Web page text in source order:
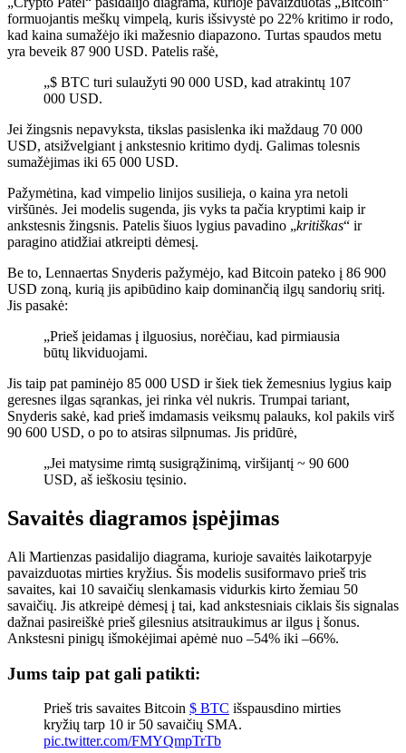
formuojantis meškų vimpelą, kuris išsivystė po 22% kritimo ir rodo,
kad kaina sumažėjo iki mažesnio diapazono. Turtas spaudos metu
yra beveik 87 900 USD. Patelis rašė,
„$ BTC turi sulaužyti 90 000 USD, kad atrakintų 107
000 USD.
Jei žingsnis nepavyksta, tikslas pasislenka iki maždaug 70 000
USD, atsižvelgiant į ankstesnio kritimo dydį. Galimas tolesnis
sumažėjimas iki 65 000 USD.
Pažymėtina, kad vimpelio linijos susilieja, o kaina yra netoli
viršūnės. Jei modelis sugenda, jis vyks ta pačia kryptimi kaip ir
ankstesnis žingsnis. Patelis šiuos lygius pavadino „kritiškas“ ir
paragino atidžiai atkreipti dėmesį.
Be to, Lennaertas Snyderis pažymėjo, kad Bitcoin pateko į 86 900
USD zoną, kurią jis apibūdino kaip dominančią ilgų sandorių sritį.
Jis pasakė:
„Prieš įeidamas į ilguosius, norėčiau, kad pirmiausia
būtų likviduojami.
Jis taip pat paminėjo 85 000 USD ir šiek tiek žemesnius lygius kaip
geresnes ilgas sąrankas, jei rinka vėl nukris. Trumpai tariant,
Snyderis sakė, kad prieš imdamasis veiksmų palauks, kol pakils virš
90 600 USD, o po to atsiras silpnumas. Jis pridūrė,
„Jei matysime rimtą susigrąžinimą, viršijantį ~ 90 600
USD, aš ieškosiu tęsinio.
Savaitės diagramos įspėjimas
Ali Martienzas pasidalijo diagrama, kurioje savaitės laikotarpyje
pavaizduotas mirties kryžius. Šis modelis susiformavo prieš tris
savaites, kai 10 savaičių slenkamasis vidurkis kirto žemiau 50
savaičių. Jis atkreipė dėmesį į tai, kad ankstesniais ciklais šis signalas
dažnai pasireiškė prieš gilesnius atsitraukimus ar ilgus į šonus.
Ankstesni pinigų išmokėjimai apėmė nuo –54% iki –66%.
Jums taip pat gali patikti:
Prieš tris savaites Bitcoin $ BTC išspausdino mirties
kryžių tarp 10 ir 50 savaičių SMA.
pic.twitter.com/FMYQmpTrTb